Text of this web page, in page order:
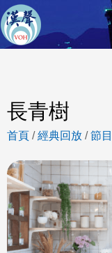
長青樹
首頁 /經典回放 /節目